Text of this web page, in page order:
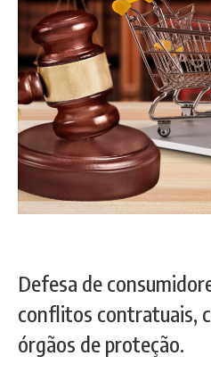
Defesa de
conflitos contratuais,
órgãos de proteção.